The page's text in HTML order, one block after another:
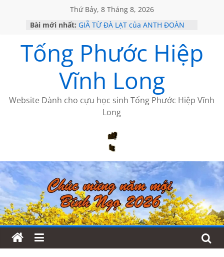
Thứ Bảy, 8 Tháng 8, 2026
Bài mới nhất: GIÃ TỪ ĐÀ LẠT của ANTH ĐOÀN
KHÔNG ĐỀ 20 CỦA THÁI LÃO
KHÔNG ĐỀ 19 CỦA THÁI LÃO
CHÙM THƠ CỦA BÍCH HÀ
Tống Phước Hiệp
Vĩnh Long
Website Dành cho cựu học sinh Tống Phước Hiệp Vĩnh
Long